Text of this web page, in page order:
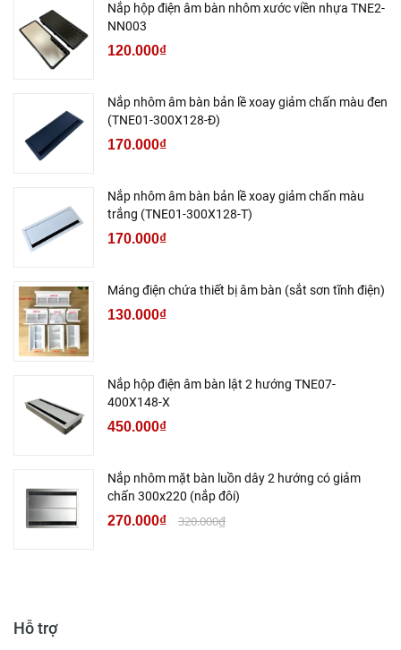
Nắp hộp điện âm bàn nhôm xước viền nhựa TNE2-
NN003
120.000₫
Nắp nhôm âm bàn bản lề xoay giảm chấn màu đen
(TNE01-300X128-Đ)
170.000₫
Nắp nhôm âm bàn bản lề xoay giảm chấn màu
trắng (TNE01-300X128-T)
170.000₫
Máng điện chứa thiết bị âm bàn (sắt sơn tĩnh điện)
130.000₫
Nắp hộp điện âm bàn lật 2 hướng TNE07-
400X148-X
450.000₫
Nắp nhôm mặt bàn luồn dây 2 hướng có giảm
chấn 300x220 (nắp đôi)
270.000₫ 320.000₫
Hỗ trợ